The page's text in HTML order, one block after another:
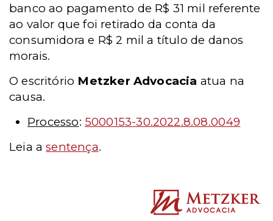
banco ao pagamento de R$ 31 mil referente
ao valor que foi retirado da conta da
consumidora e R$ 2 mil a título de danos
morais.
O escritório Metzker Advocacia atua na
causa.
Processo: 5000153-30.2022.8.08.0049
Leia asentença.